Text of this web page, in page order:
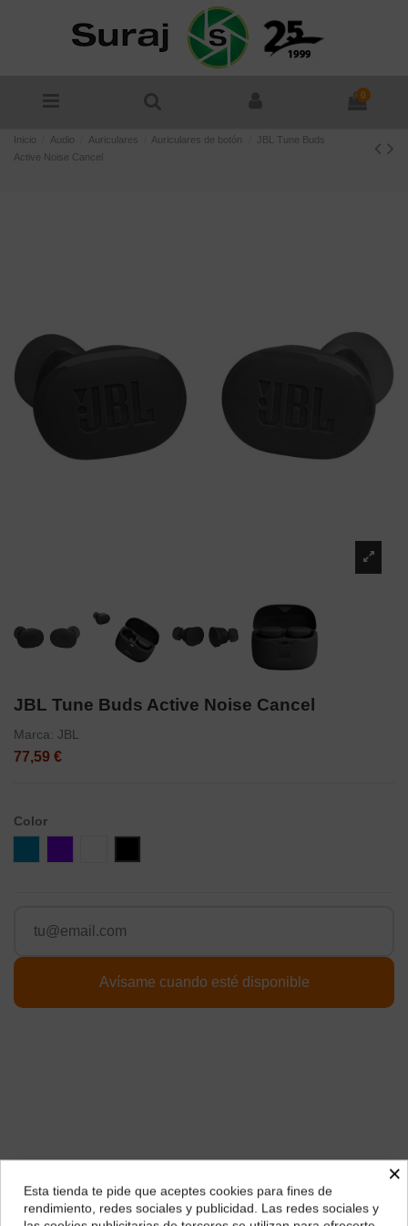
0
Inicio Audio Auriculares Auriculares de botón
JBL Tune Buds
Active Noise Cancel
JBL Tune Buds Active Noise Cancel
Marca: JBL
77,59 €
Color
Descripción¿Dónde deseas recibir tu pedido?
×
Esta tienda te pide que aceptes cookies para fines de
rendimiento, redes sociales y publicidad. Las redes sociales y